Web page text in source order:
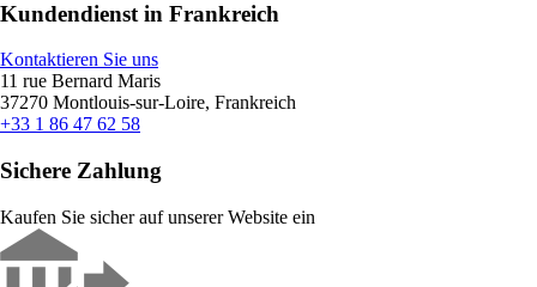
Kundendienst in Frankreich
Kontaktieren Sie uns
11 rue Bernard Maris
37270 Montlouis-sur-Loire, Frankreich
+33 1 86 47 62 58
Sichere Zahlung
Kaufen Sie sicher auf unserer Website ein